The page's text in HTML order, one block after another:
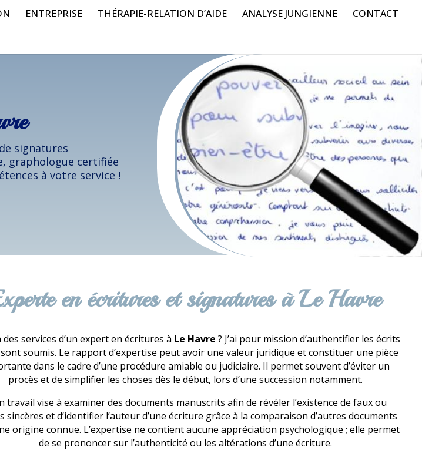
ENTREPRISE THÉRAPIE-RELATION D’AIDE ANALYSE JUNGIENNE CONTACT
signatures
graphologue certifiée
à votre service !
en écritures et signatures à Le Havre
des services d’un expert en écritures à Le Havre ? J’ai pour mission d’authentifier les écrits
soumis. Le rapport d’expertise peut avoir une valeur juridique et constituer une pièce
dans le cadre d’une procédure amiable ou judiciaire. Il permet souvent d’éviter un
procès et de simplifier les choses dès le début, lors d’une succession notamment.
travail vise à examiner des documents manuscrits afin de révéler l’existence de faux ou
sincères et d’identifier l’auteur d’une écriture grâce à la comparaison d’autres documents
origine connue. L’expertise ne contient aucune appréciation psychologique ; elle permet
de se prononcer sur l’authenticité ou les altérations d’une écriture.